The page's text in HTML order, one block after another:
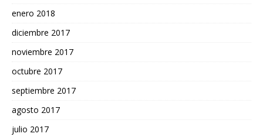
enero 2018
diciembre 2017
noviembre 2017
octubre 2017
septiembre 2017
agosto 2017
julio 2017